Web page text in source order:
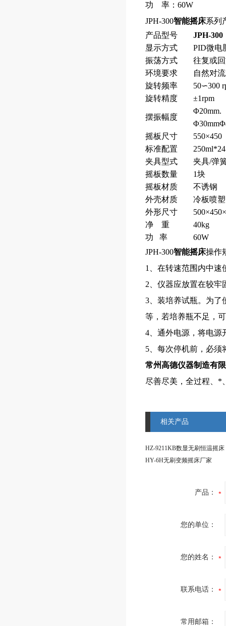
功 率：60W
JPH-300智能摇床系列
产品型号
JPH-300
显示方式
PID微电
振荡方式
往复或
环境要求
自然对
旋转频率
50∽300
旋转精度
±1rpm
摆振幅度
Φ20mm.
摇板尺寸
550×450
标准配置
夹具型式
夹具/弹
摇板数量
1块
摇板材质
不诱钢
外壳材质
冷板喷塑
外形尺寸
净 重
40kg
功 率
60W
JPH-300智能摇床操作
1、在转速范围内中速
2、仪器应放置在较牢
3、装培养试瓶。为了
等，若培养瓶不足，
4、通外电源，将电源
5、每次停机前，必须
常州高德仪器制造有
尽善尽美，全过程、*
相关产品
HZ-9211KB数显无刷恒温摇床
HY-6H无刷变频摇床厂家
产品：
您的单位：
您的姓名：
联系电话：
常用邮箱：